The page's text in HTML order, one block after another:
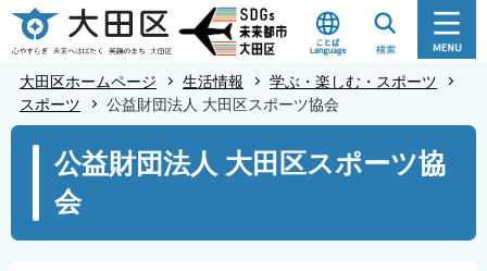
こ
の
ジ
大田区ホームページ 生活情報
学ぶ・楽しむ・スポーツ
スポーツ
公益財団法人 大田区スポーツ協会
公益財団法人 大田区スポーツ協
会